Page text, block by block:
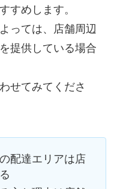
すめします。
っては、店舗周辺
提供している場合
せてみてくださ
配達エリアは店